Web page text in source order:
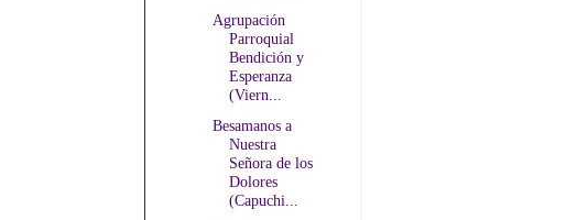
Agrupación
Parroquial
Bendición y
Esperanza
(Viern...
Besamanos a
Nuestra
Señora de los
Dolores
(Capuchi...